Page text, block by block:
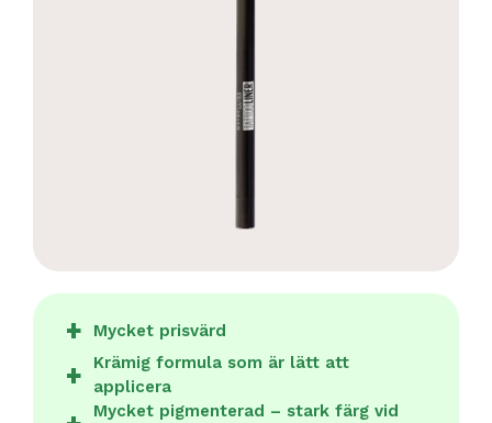
Mycket prisvärd
Krämig formula som är lätt att
applicera
Mycket pigmenterad – stark färg vid